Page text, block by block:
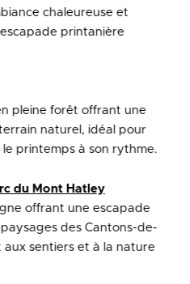
chaleureuse et
printanière
pleine forêt offrant une
naturel, idéal pour
printemps à son rythme.
du Mont Hatley
offrant une escapade
des Cantons-de-
aux sentiers et à la nature